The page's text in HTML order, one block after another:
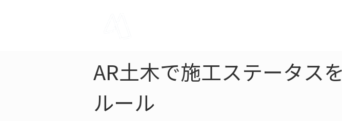
AR土木で施工ステータス
ルール